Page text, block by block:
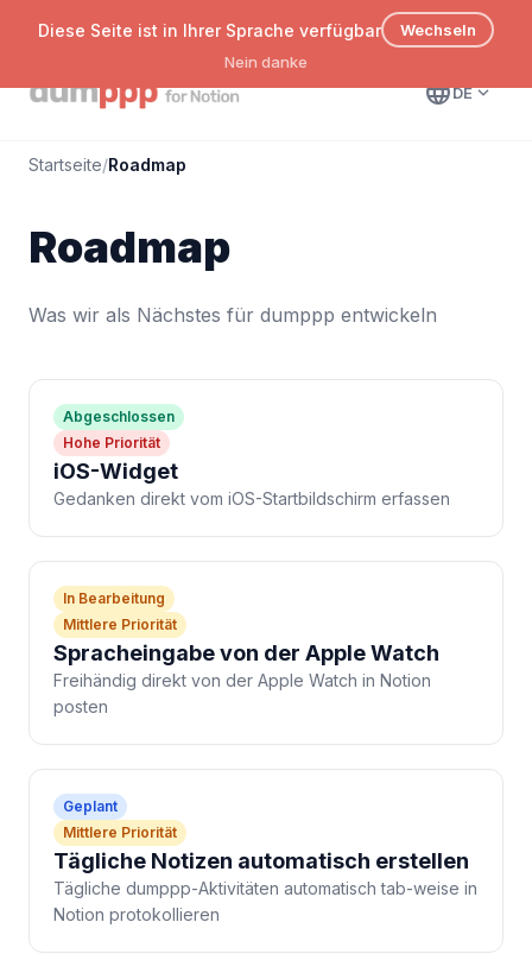
Diese Seite ist in Ihrer Sprache verfügbar
Wechseln
Nein danke
languageDEexpand_more
Startseite/Roadmap
Roadmap
Was wir als Nächstes für dumppp entwickeln
Abgeschlossen
Hohe Priorität
iOS-Widget
Gedanken direkt vom iOS-Startbildschirm erfassen
In Bearbeitung
Mittlere Priorität
Spracheingabe von der Apple Watch
Freihändig direkt von der Apple Watch in Notion
posten
Geplant
Mittlere Priorität
Tägliche Notizen automatisch erstellen
Tägliche dumppp-Aktivitäten automatisch tab-weise in
Notion protokollieren